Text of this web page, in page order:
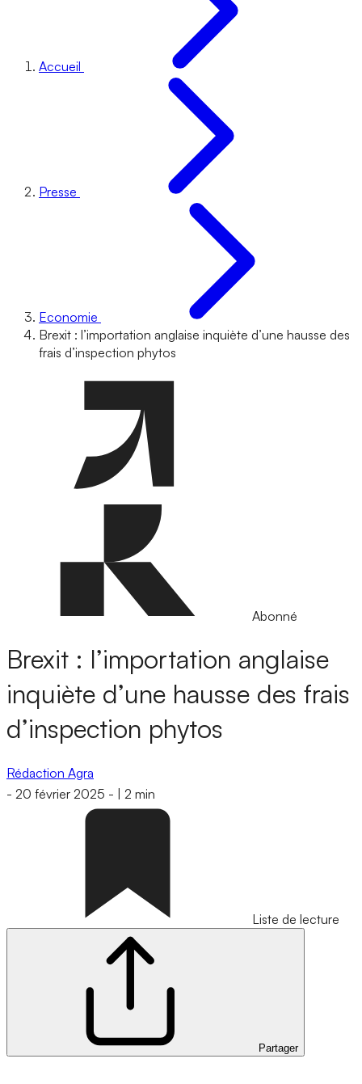
Accueil
Presse
Economie
Brexit : l’importation anglaise inquiète d’une hausse des
frais d’inspection phytos
Abonné
Brexit : l’importation anglaise
inquiète d’une hausse des frais
d’inspection phytos
Rédaction Agra
- 20 février 2025 - 2 min
Liste de lecture
Partager